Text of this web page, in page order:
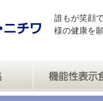
誰もが笑顔
様の健康を